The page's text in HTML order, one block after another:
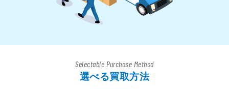
Selectable Purchase Method
選べる買取方法